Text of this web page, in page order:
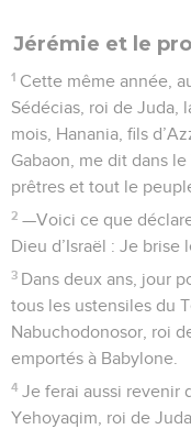
Jérémie et le
1 Cette même année,
Sédécias, roi de Juda,
mois, Hanania, fils
Gabaon, me dit dans
prêtres et tout le
2 —Voici ce que
Dieu d’Israël : Je brise
3 Dans deux ans, jour
tous les ustensiles du
Nabuchodonosor, roi
emportés à Babylone.
4 Je ferai aussi revenir
Yehoyaqim, roi de